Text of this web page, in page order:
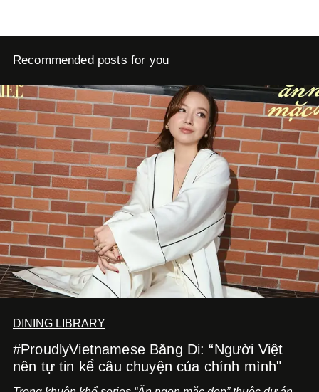
Recommended posts for you
DINING LIBRARY
#ProudlyVietnamese Băng Di: “Người Việt
nên tự tin kể câu chuyện của chính mình"